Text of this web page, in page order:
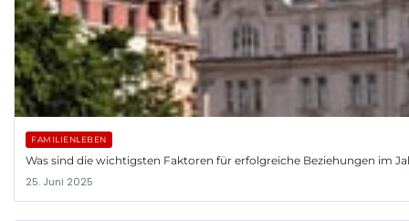
FAMILIENLEBEN
Was sind die wichtigsten Faktoren für erfolgreiche Beziehungen im
25. Juni 2025